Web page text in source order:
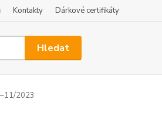
Kontakty Dárkové certifikáty
Hledat
2023